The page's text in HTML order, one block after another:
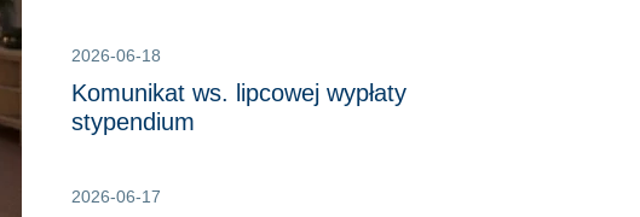
2026-06-18
Komunikat ws. lipcowej wypłaty
stypendium
2026-06-17